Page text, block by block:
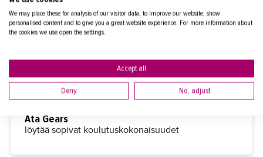
Ata Gears
löytää sopivat koulutuskokonaisuudet
We may place these for analysis of our visitor data, to improve our website, show
personalised content and to give you a great website experience. For more information about
the cookies we use open the settings.
Accept all
Deny No, adjust